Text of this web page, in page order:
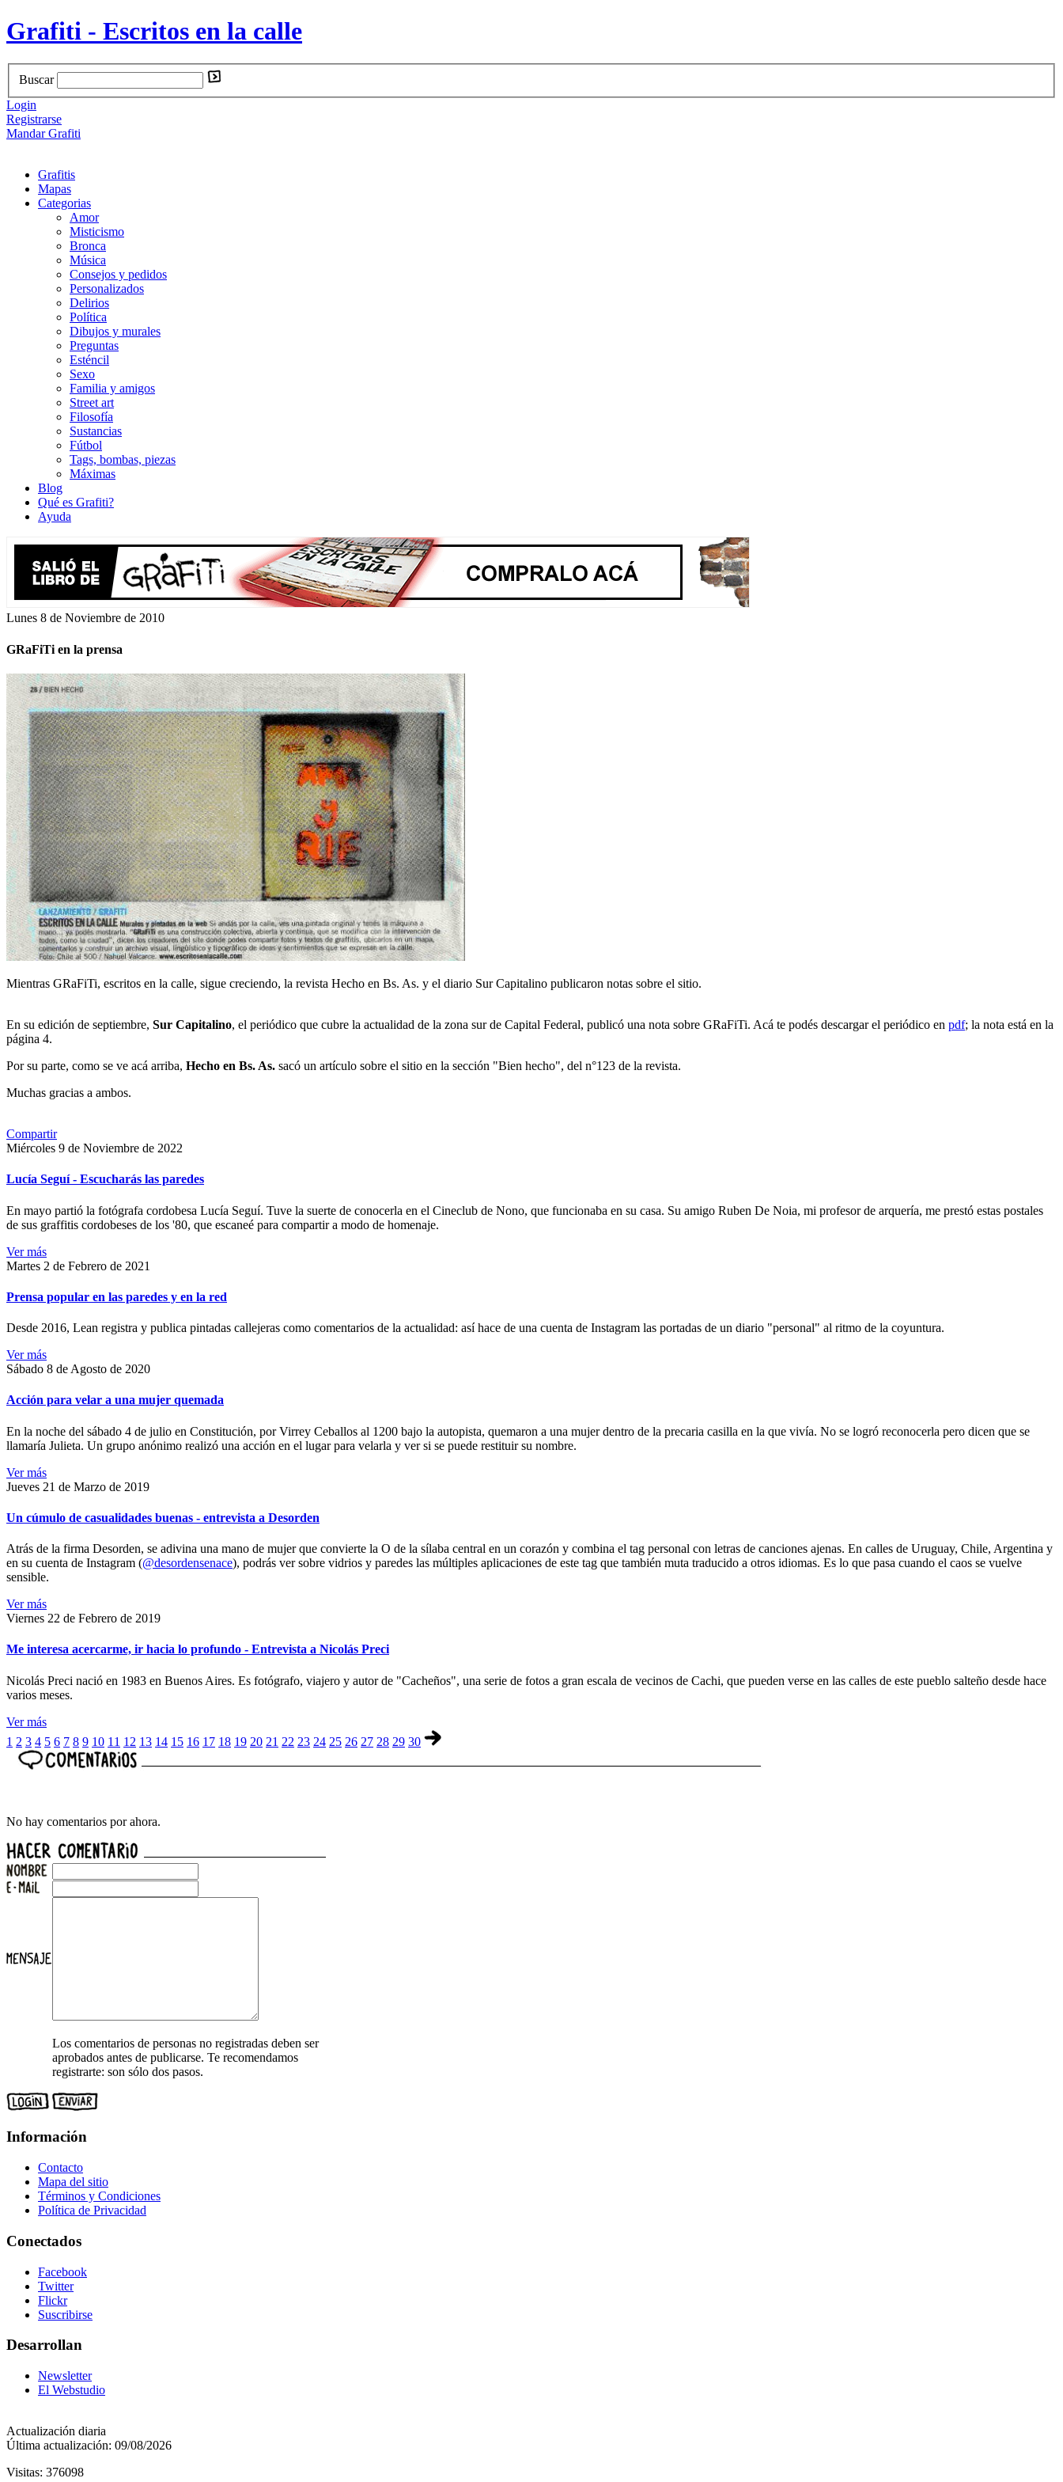
Grafiti - Escritos en la calle
Buscar
Login
Registrarse
Mandar Grafiti
Grafitis
Mapas
Categorias
Amor
Misticismo
Bronca
Música
Consejos y pedidos
Personalizados
Delirios
Política
Dibujos y murales
Preguntas
Esténcil
Sexo
Familia y amigos
Street art
Filosofía
Sustancias
Fútbol
Tags, bombas, piezas
Máximas
Blog
Qué es Grafiti?
Ayuda
Lunes 8 de Noviembre de 2010
GRaFiTi en la prensa
Mientras GRaFiTi, escritos en la calle, sigue creciendo, la revista Hecho en Bs. As. y el diario Sur Capitalino publicaron notas sobre el sitio.
En su edición de septiembre, Sur Capitalino, el periódico que cubre la actualidad de la zona sur de Capital Federal, publicó una nota sobre GRaFiTi. Acá te podés descargar el periódico en pdf; la nota está en la
página 4.
Por su parte, como se ve acá arriba, Hecho en Bs. As. sacó un artículo sobre el sitio en la sección "Bien hecho", del n°123 de la revista.
Muchas gracias a ambos.
Compartir
Miércoles 9 de Noviembre de 2022
Lucía Seguí - Escucharás las paredes
En mayo partió la fotógrafa cordobesa Lucía Seguí. Tuve la suerte de conocerla en el Cineclub de Nono, que funcionaba en su casa. Su amigo Ruben De Noia, mi profesor de arquería, me prestó estas postales
de sus graffitis cordobeses de los '80, que escaneé para compartir a modo de homenaje.
Ver más
Martes 2 de Febrero de 2021
Prensa popular en las paredes y en la red
Desde 2016, Lean registra y publica pintadas callejeras como comentarios de la actualidad: así hace de una cuenta de Instagram las portadas de un diario "personal" al ritmo de la coyuntura.
Ver más
Sábado 8 de Agosto de 2020
Acción para velar a una mujer quemada
En la noche del sábado 4 de julio en Constitución, por Virrey Ceballos al 1200 bajo la autopista, quemaron a una mujer dentro de la precaria casilla en la que vivía. No se logró reconocerla pero dicen que se
llamaría Julieta. Un grupo anónimo realizó una acción en el lugar para velarla y ver si se puede restituir su nombre.
Ver más
Jueves 21 de Marzo de 2019
Un cúmulo de casualidades buenas - entrevista a Desorden
Atrás de la firma Desorden, se adivina una mano de mujer que convierte la O de la sílaba central en un corazón y combina el tag personal con letras de canciones ajenas. En calles de Uruguay, Chile, Argentina y
en su cuenta de Instagram (@desordensenace), podrás ver sobre vidrios y paredes las múltiples aplicaciones de este tag que también muta traducido a otros idiomas. Es lo que pasa cuando el caos se vuelve
sensible.
Ver más
Viernes 22 de Febrero de 2019
Me interesa acercarme, ir hacia lo profundo - Entrevista a Nicolás Preci
Nicolás Preci nació en 1983 en Buenos Aires. Es fotógrafo, viajero y autor de "Cacheños", una serie de fotos a gran escala de vecinos de Cachi, que pueden verse en las calles de este pueblo salteño desde hace
varios meses.
Ver más
1 2 3 4 5 6 7 8 9 10 11 12 13 14 15 16 17 18 19 20 21 22 23 24 25 26 27 28 29 30
No hay comentarios por ahora.
Los comentarios de personas no registradas deben ser
aprobados antes de publicarse. Te recomendamos
registrarte: son sólo dos pasos.
Información
Contacto
Mapa del sitio
Términos y Condiciones
Política de Privacidad
Conectados
Facebook
Twitter
Flickr
Suscribirse
Desarrollan
Newsletter
El Webstudio
Actualización diaria
Última actualización: 09/08/2026
Visitas: 376098